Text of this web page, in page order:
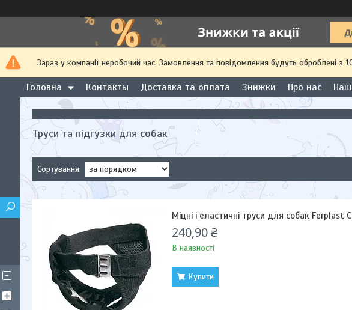
Зараз у компанії неробочий час. Замовлення та повідомлення будуть оброблені з
Головна Контакты Доставка та оплата Знижки Про нас
Труси та підгузки для собак
Міцні і еластичні труси для собак Ferplast
240,90 ₴
В наявності
Купити